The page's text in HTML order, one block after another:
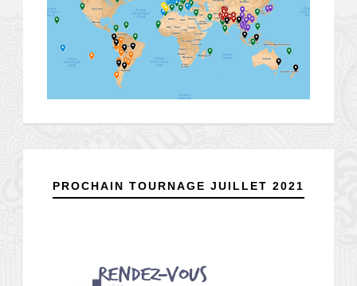
PROCHAIN TOURNAGE JUILLET 2021